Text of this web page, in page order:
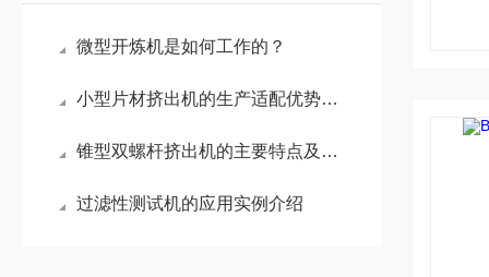
微型开炼机是如何工作的？
小型片材挤出机的生产适配优势分享
锥型双螺杆挤出机的主要特点及应用领域介绍
过滤性测试机的应用实例介绍